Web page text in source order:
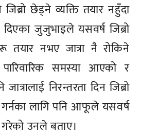
जिब्रो छेड्ने व्यक्ति तयार नहुँदा
दिएका जुजुभाइले यसवर्ष जिब्रो
नभए जात्रा नै रोकिने
समस्या आएको र
निरन्तरता दिन जिब्रो
लागि पनि आफूले यसवर्ष
गरेको उनले बताए।